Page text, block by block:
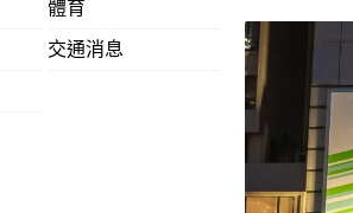
體育
交通消息